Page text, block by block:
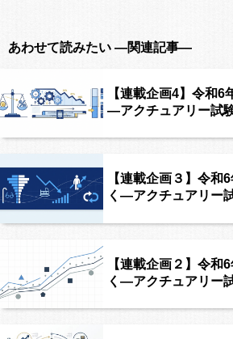
あわせて読みたい ―関連記事―
【連載企画4】令和6
―アクチュアリー試
【連載企画３】令和
く―アクチュアリー
【連載企画２】令和
く―アクチュアリー